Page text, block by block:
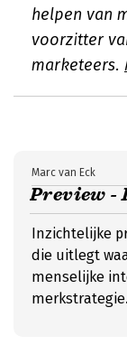
helpen van
voorzitter
marketeers.
Preview -
Marc van Eck
Inzichtelijke
die uitlegt
menselijke
merkstrategie.